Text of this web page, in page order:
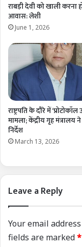
राबड़ी देवी को खाली करना
आवास: लेशी
June 1, 2026
राष्ट्रपति के दौरे में
मामला; केंद्रीय गृह मंत्रालय
निर्देश
March 13, 2026
Leave a Reply
Your email
fields are marked*